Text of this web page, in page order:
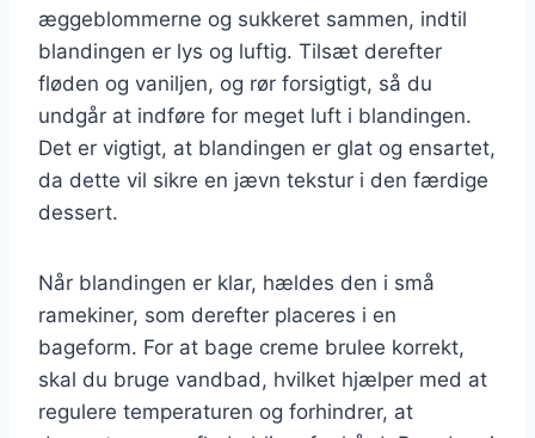
æggeblommerne og sukkeret sammen, indtil
blandingen er lys og luftig. Tilsæt derefter
fløden og vaniljen, og rør forsigtigt, så du
undgår at indføre for meget luft i blandingen.
Det er vigtigt, at blandingen er glat og ensartet,
da dette vil sikre en jævn tekstur i den færdige
dessert.
Når blandingen er klar, hældes den i små
ramekiner, som derefter placeres i en
bageform. For at bage creme brulee korrekt,
skal du bruge vandbad, hvilket hjælper med at
regulere temperaturen og forhindrer, at